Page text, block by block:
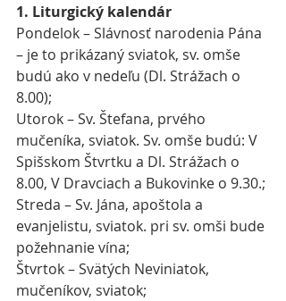
1. Liturgický kalendár
Pondelok – Slávnosť narodenia Pána
– je to prikázaný sviatok, sv. omše
budú ako v nedeľu (Dl. Strážach o
8.00);
Utorok – Sv. Štefana, prvého
mučeníka, sviatok. Sv. omše budú: V
Spišskom Štvrtku a Dl. Strážach o
8.00, V Dravciach a Bukovinke o 9.30.;
Streda – Sv. Jána, apoštola a
evanjelistu, sviatok. pri sv. omši bude
požehnanie vína;
Štvrtok – Svätých Neviniatok,
mučeníkov, sviatok;